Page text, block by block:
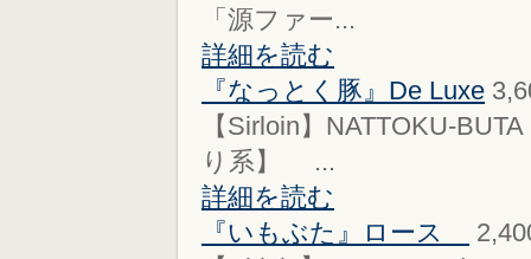
「源ファー...
詳細を読む
『なっとく豚』De Luxe
【Sirloin】NATTOKU-
り系】 ...
詳細を読む
『いもぶた』ロース